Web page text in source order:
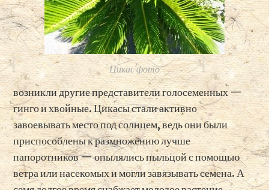
Цикас фото
возникли другие представители голосеменных —
гинго и хвойные. Цикасы стали активно
завоевывать место под солнцем, ведь они были
приспособлены к размножению лучше
папоротников — опылялись пыльцой с помощью
ветра или насекомых и могли завязывать семена. А